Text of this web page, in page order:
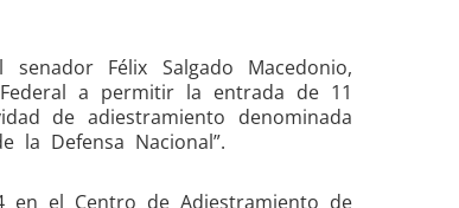
Félix Salgado Macedonio,
a permitir la entrada de 11
de adiestramiento denominada
la Defensa Nacional”.
el Centro de Adiestramiento de